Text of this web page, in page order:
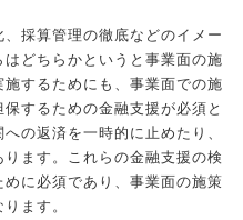
採算管理の徹底などのイメー
どちらかというと事業面の施
するためにも、事業面での施
するための金融支援が必須と
の返済を一時的に止めたり、
ます。これらの金融支援の検
に必須であり、事業面の施策
ます。